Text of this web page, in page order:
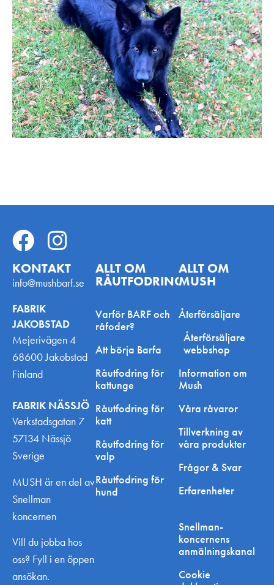
KONTAKT
info@mushbarf.se
FABRIK
JAKOBSTAD
Mejerivägen 4
68600 Jakobstad
Finland
FABRIK NÄSSJÖ
Verkstadsgatan 7
57134 Nässjö
Sverige
MUSH är en del av
Snellman
koncernen
Vill du jobba hos
oss? Fyll i en öppen
ansökan.
ALLT OM
RÅUTFODRING
Varför BARF och
råfoder?
Att börja Barfa
Råutfodring för
kattunge
Råutfodring för
katt
Råutfodring för
valp
Råutfodring för
hund
ALLT OM
MUSH
Återförsäljare
Återförsäljare
webbshop
Information om
Mush
Våra råvaror
Tillverkning av
våra produkter
Frågor & Svar
Erfarenheter
Snellman-
koncernens
anmälningskanal
Cookie